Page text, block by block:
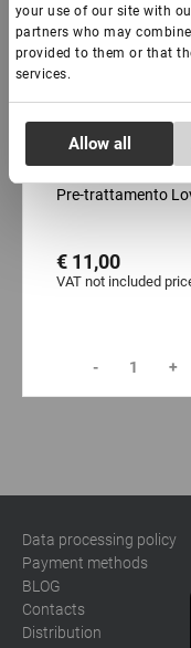
your use of our site with
partners who may
provided to them or that
services.
Necessary
Statistics
Allow all
IN MAGAZZINO:
Pre-trattamento
€ 11,00
VAT not included
- +
Data processing policy
Payment methods
BLOG
Contacts
Distribution